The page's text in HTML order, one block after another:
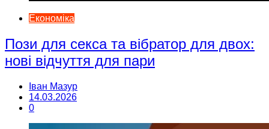
Економіка
Пози для секса та вібратор для двох:
нові відчуття для пари
Іван Мазур
14.03.2026
0